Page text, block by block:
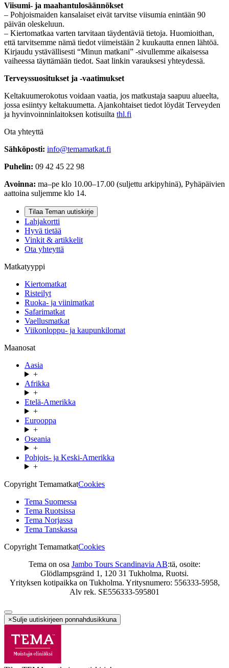
Viisumi- ja maahantulosäännökset
– Pohjoismaiden kansalaiset eivät tarvitse viisumia enintään 90
päivän oleskeluun.
– Kiertomatkaa varten tarvitaan täydentäviä tietoja. Huomioithan,
että tarvitsemme nämä tiedot viimeistään 2 kuukautta ennen lähtöä.
Kirjaudu ystävällisesti “Minun matkani” -sivullemme aikaisessa
vaiheessa täyttämään tiedot. Saat linkin varauksesi yhteydessä.
Terveyssuositukset ja -vaatimukset
Keltakuumerokotus voidaan vaatia, jos matkustaja saapuu alueelta,
jossa esiintyy keltakuumetta. Ajankohtaiset tiedot löydät Terveyden
ja hyvinvoinninlaitoksen kotisuilta thl.fi
Ota yhteyttä
Sähköposti: info@temamatkat.fi
Puhelin: 09 42 45 22 98
Avoinna: ma–pe klo 10.00–17.00 (suljettu arkipyhinä), Pyhäpäivien
aattoina suljemme klo 14.
Tilaa Teman uutiskirje
Lahjakortti
Hyvä tietää
Vinkit & artikkelit
Ota yhteyttä
Matkatyyppi
Kiertomatkat
Risteilyt
Ruoka- ja viinimatkat
Safarimatkat
Vaellusmatkat
Viikonloppu- ja kaupunkilomat
Maanosat
Aasia
+
Afrikka
+
Etelä-Amerikka
+
Eurooppa
+
Oseania
+
Pohjois- ja Keski-Amerikka
+
Copyright TemamatkatCookies
Tema Suomessa
Tema Ruotsissa
Tema Norjassa
Tema Tanskassa
Copyright TemamatkatCookies
Tema on osa Jambo Tours Scandinavia AB:tä, osoite:
Glödlampsgränd 1, 120 31 Tukholma, Ruotsi.
Yrityksen kotipaikka on Tukholma. Yritysnumero: 556333-5958,
Alv rek. SE556333-595801
×Sulje uutiskirjeen ponnahdusikkuna